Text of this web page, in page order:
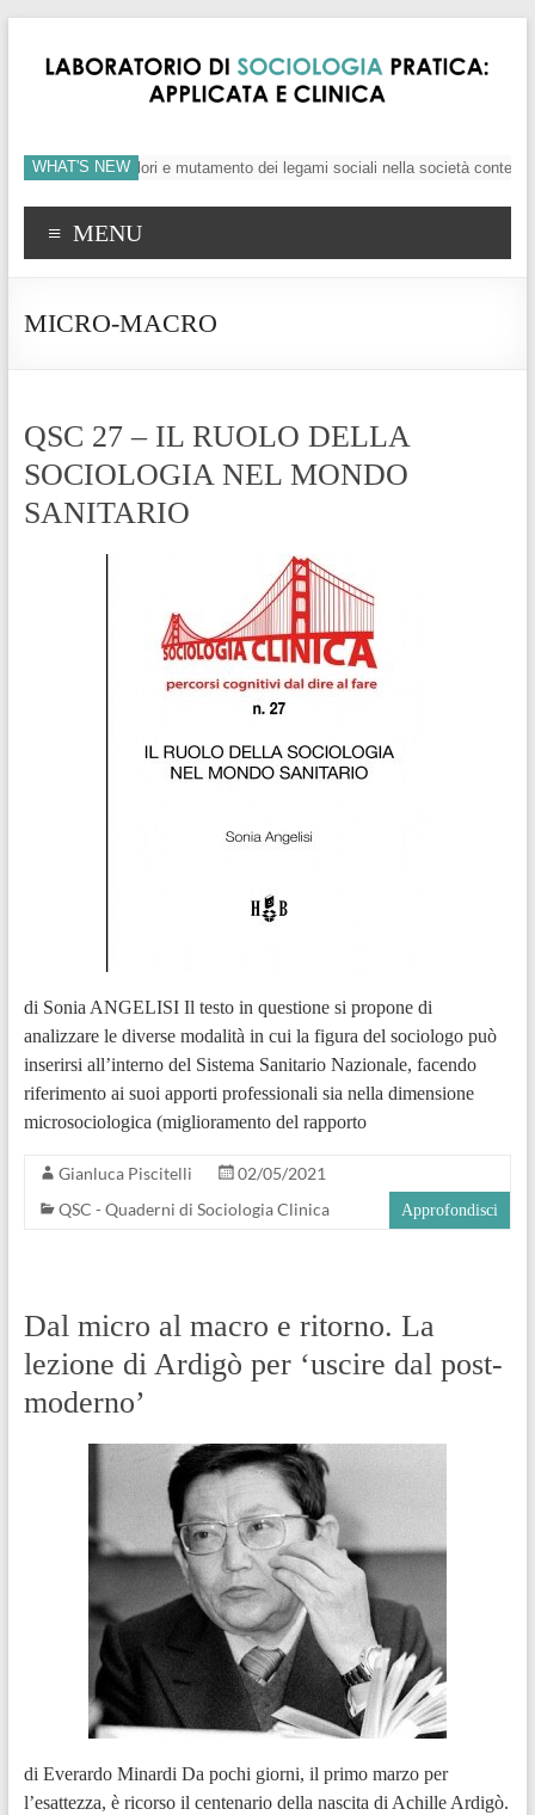
WHAT'S NEW
crisi dei valori e mutamento dei legami sociali nella società
MENU
MICRO-MACRO
QSC 27 – IL RUOLO DELLA
SOCIOLOGIA NEL MONDO
SANITARIO
di Sonia ANGELISI Il testo in questione si propone di
analizzare le diverse modalità in cui la figura del sociologo può
inserirsi all’interno del Sistema Sanitario Nazionale, facendo
riferimento ai suoi apporti professionali sia nella dimensione
microsociologica (miglioramento del rapporto
Gianluca Piscitelli
02/05/2021
QSC - Quaderni di Sociologia Clinica
Approfondisci
Dal micro al macro e ritorno. La
lezione di Ardigò per ‘uscire dal post-
moderno’
di Everardo Minardi Da pochi giorni, il primo marzo per
l’esattezza, è ricorso il centenario della nascita di Achille Ardigò.